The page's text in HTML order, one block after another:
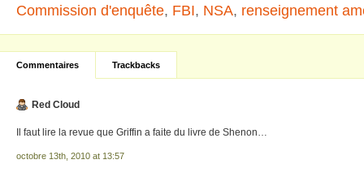
Commission d'enquête, FBI, NSA, renseignement
Commentaires Trackbacks
Red Cloud
Il faut lire la revue que Griffin a faite du livre de Shenon…
octobre 13th, 2010 at 13:57